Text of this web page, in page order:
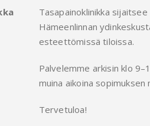
Tasapainoklinikka sijaitsee
Hämeenlinnan
esteettömissä tiloissa.
Palvelemme arkisin klo
muina aikoina sopimuksen
Tervetuloa!